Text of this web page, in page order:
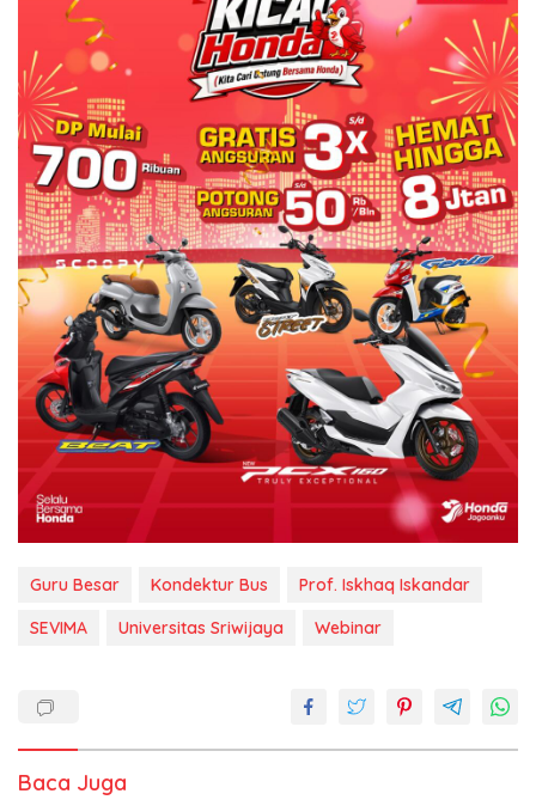
Guru Besar Kondektur Bus
Prof. Iskhaq Iskandar
SEVIMA
Universitas Sriwijaya Webinar
Baca Juga